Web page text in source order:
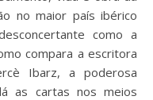
no maior país ibérico
como a
compara a escritora
Ibarz, a poderosa
as cartas nos meios